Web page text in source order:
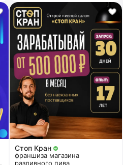
Стоп Кран
франшиза магазина
разливного пива